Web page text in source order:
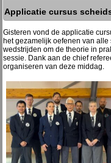
Applicatie cursus
Gisteren vond de applicatie
het gezamelijk oefenen van
wedstrijden om de theorie in
sessie. Dank aan de chief
organiseren van deze middag.